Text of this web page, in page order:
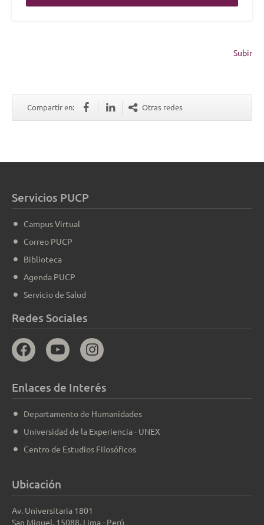
Subir
Compartir en: Otras redes
Servicios PUCP
Campus Virtual
Correo PUCP
Biblioteca
Agenda PUCP
Servicio de Salud
Redes Sociales
Enlaces de Interés
Departamento de Humanidades
Universidad de la Experiencia - UNEX
Centro de Estudios Filosóficos
Ubicación
Av. Universitaria 1801
San Miguel, 15088, Lima - Perú